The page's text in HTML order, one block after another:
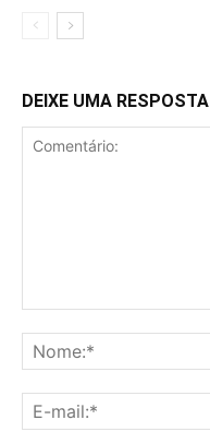
DEIXE UMA RESPOSTA